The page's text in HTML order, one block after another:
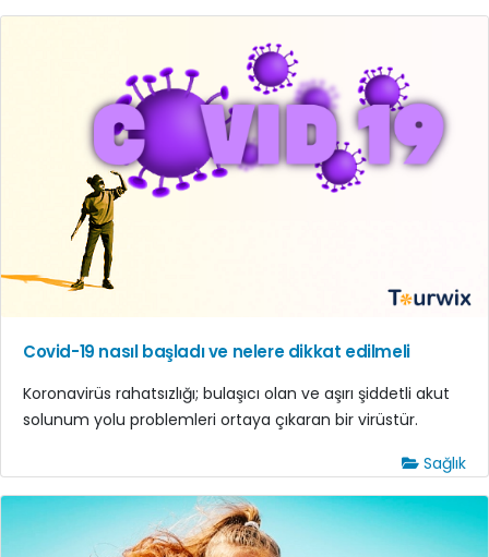
Covid-19 nasıl başladı ve nelere dikkat edilmeli
Koronavirüs rahatsızlığı; bulaşıcı olan ve aşırı şiddetli akut
solunum yolu problemleri ortaya çıkaran bir virüstür.
Sağlık